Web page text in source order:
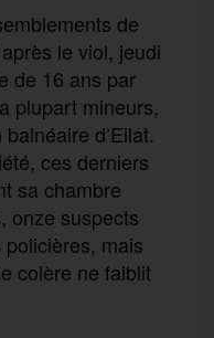
de
le viol, jeudi
de 16 ans par
plupart mineurs,
balnéaire d’Eilat.
ces derniers
sa chambre
onze suspects
mais
colère ne faiblit